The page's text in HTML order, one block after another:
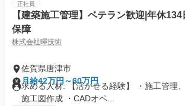
正社員
【建築施工管理】ベテラン歓迎|年休
保障
株式会社暉技術
佐賀県唐津市
月給42万円～60万円
求める人材: 【活かせる経験】 ・施工管理
施工図作成 ・CADオペ...